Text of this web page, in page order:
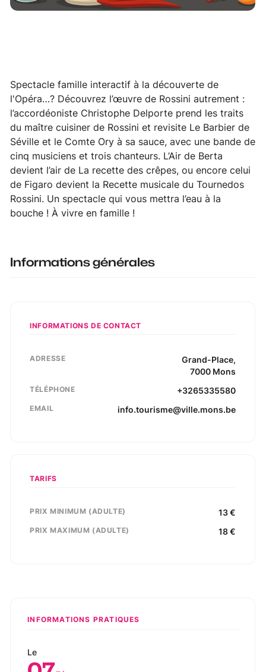
Spectacle famille interactif à la découverte de
l'Opéra…? Découvrez l’œuvre de Rossini autrement :
l’accordéoniste Christophe Delporte prend les traits
du maître cuisiner de Rossini et revisite Le Barbier de
Séville et le Comte Ory à sa sauce, avec une bande de
cinq musiciens et trois chanteurs. L’Air de Berta
devient l’air de La recette des crêpes, ou encore celui
de Figaro devient la Recette musicale du Tournedos
Rossini. Un spectacle qui vous mettra l’eau à la
bouche ! À vivre en famille !
Informations générales
INFORMATIONS DE CONTACT
ADRESSE Grand-Place,
7000 Mons
TÉLÉPHONE +3265335580
EMAIL info.tourisme@ville.mons.be
TARIFS
PRIX MINIMUM (ADULTE) 13€
PRIX MAXIMUM (ADULTE) 18€
INFORMATIONS PRATIQUES
Le